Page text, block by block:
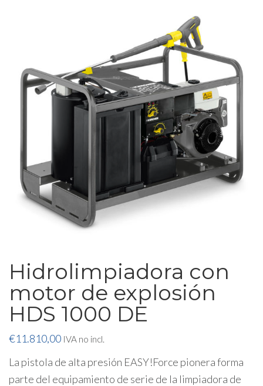
Hidrolimpiadora con
motor de explosión
HDS 1000 DE
€11.810,00 IVA no incl.
La pistola de alta presión EASY!Force pionera forma
parte del equipamiento de serie de la limpiadora de